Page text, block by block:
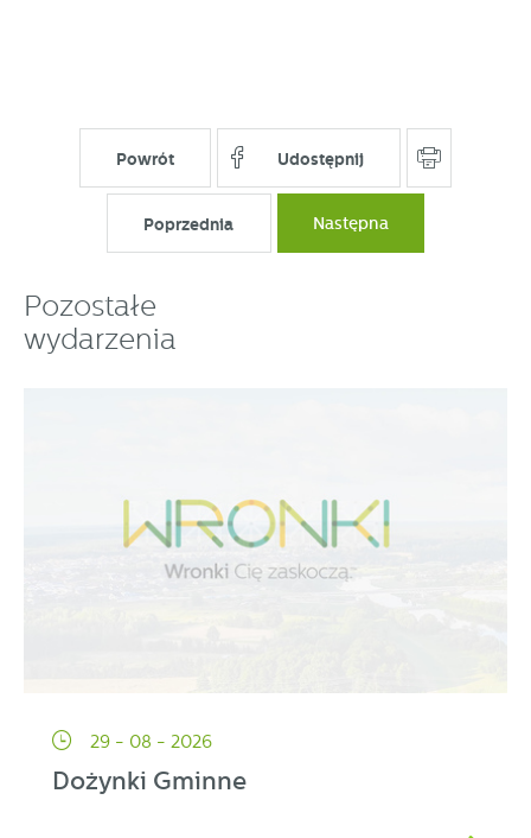
Powrót Udostępnij
Poprzednia Następna
Pozostałe
wydarzenia
29 - 08 - 2026
Dożynki Gminne